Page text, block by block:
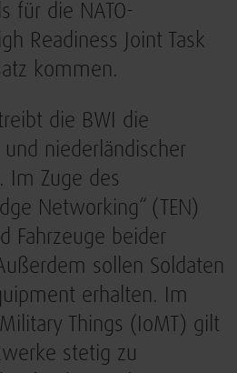
für die NATO-
Readiness Joint Task
kommen.
die BWI die
niederländischer
Im Zuge des
Networking“ (TEN)
Fahrzeuge beider
sollen Soldaten
erhalten. Im
Things (IoMT) gilt
stetig zu